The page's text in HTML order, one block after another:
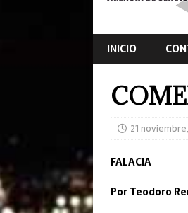
INICIO
21
FALACIA
Por Teodoro